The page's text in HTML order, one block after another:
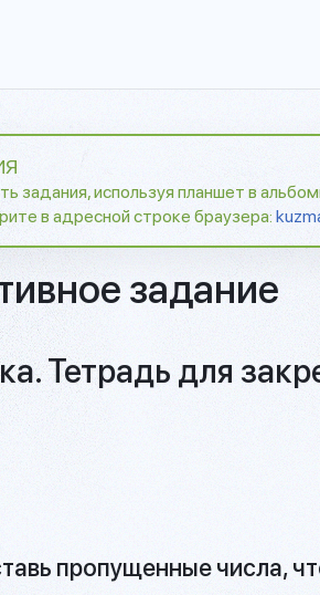
задания, используя планшет в
в адресной строке браузера:
задание
Тетрадь для
пропущенные числа,